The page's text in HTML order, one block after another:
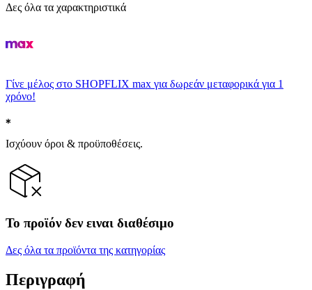
Δες όλα τα χαρακτηριστικά
Γίνε μέλος στο SHOPFLIX max για δωρεάν μεταφορικά για 1
χρόνο!
Ισχύουν όροι & προϋποθέσεις.
Το προϊόν δεν ειναι διαθέσιμο
Δες όλα τα προϊόντα της κατηγορίας
Περιγραφή